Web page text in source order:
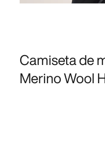
Camiseta de
Merino Wool